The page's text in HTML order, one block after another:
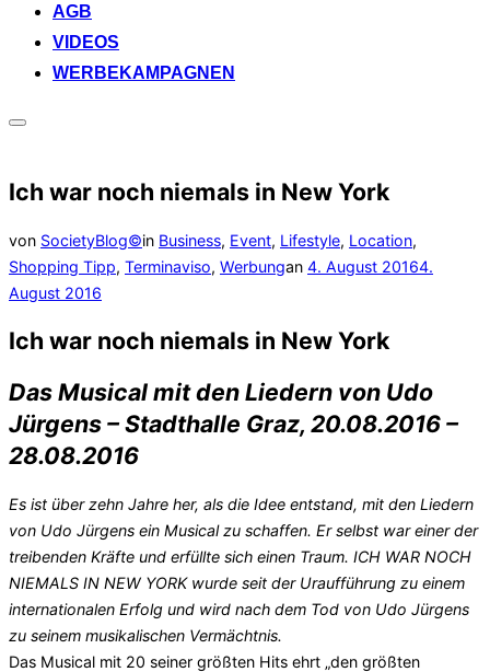
AGB
VIDEOS
WERBEKAMPAGNEN
Seitenleiste
umschalten
Ich war noch niemals in New York
von SocietyBlog©in Business, Event, Lifestyle, Location,
Shopping Tipp, Terminaviso, Werbungan Veröffentlicht
4. August 20164.
August 2016
Ich war noch niemals in New York
Das Musical mit den Liedern von Udo
Jürgens – Stadthalle Graz, 20.08.2016 –
28.08.2016
Es ist über zehn Jahre her, als die Idee entstand, mit den Liedern
von Udo Jürgens ein Musical zu schaffen. Er selbst war einer der
treibenden Kräfte und erfüllte sich einen Traum. ICH WAR NOCH
NIEMALS IN NEW YORK wurde seit der Uraufführung zu einem
internationalen Erfolg und wird nach dem Tod von Udo Jürgens
zu seinem musikalischen Vermächtnis.
Das Musical mit 20 seiner größten Hits ehrt „den größten